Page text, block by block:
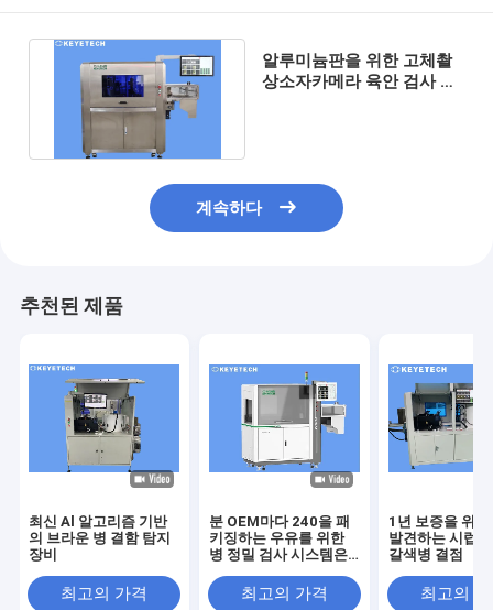
알루미늄판을 위한 고체촬
상소자카메라 육안 검사 기
계속하다
추천된 제품
최신 Al 알고리즘 기반
의 브라운 병 결함 탐지
장비
최고의 가격
분 OEM마다 240을 패
키징하는 우유를 위한
병 정밀 검사 시스템은
최고의 가격
1년 보증을 위
발견하는 시럽
갈색병 결점
최고의